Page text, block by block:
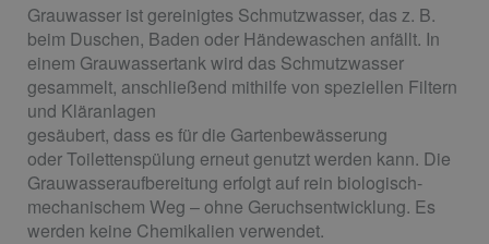
Grauwasser ist gereinigtes Schmutzwasser, das z. B.
beim Duschen, Baden oder Händewaschen anfällt. In
einem Grauwassertank wird das Schmutzwasser
gesammelt, anschließend mithilfe von speziellen Filtern
und Kläranlagen
gesäubert, dass es für die Gartenbewässerung
oder Toilettenspülung erneut genutzt werden kann. Die
Grauwasseraufbereitung erfolgt auf rein biologisch-
mechanischem Weg – ohne Geruchsentwicklung. Es
werden keine Chemikalien verwendet.